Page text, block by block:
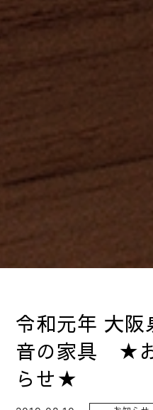
令和元年 大阪
音の家具 ★
らせ★